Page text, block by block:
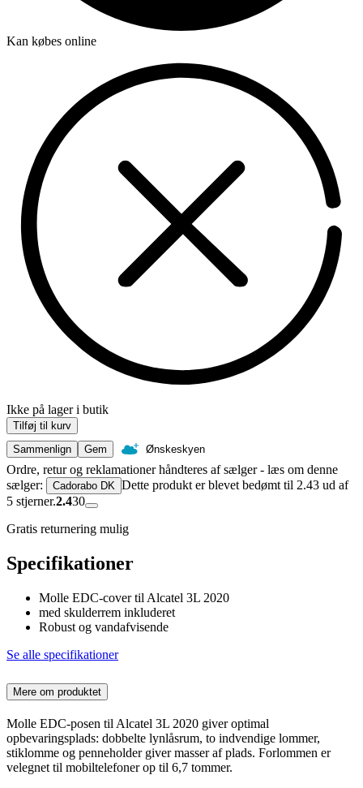
Kan købes online
Ikke på lager i butik
Tilføj til kurv
Sammenlign
Gem Ønskeskyen
Ordre, retur og reklamationer håndteres af sælger - læs om denne
sælger:
Cadorabo DK Dette produkt er blevet bedømt til 2.43 ud af
5 stjerner.2.430
Gratis returnering mulig
Specifikationer
Molle EDC-cover til Alcatel 3L 2020
med skulderrem inkluderet
Robust og vandafvisende
Se alle specifikationer
Mere om produktet
Molle EDC-posen til Alcatel 3L 2020 giver optimal
opbevaringsplads: dobbelte lynlåsrum, to indvendige lommer,
stiklomme og penneholder giver masser af plads. Forlommen er
velegnet til mobiltelefoner op til 6,7 tommer.